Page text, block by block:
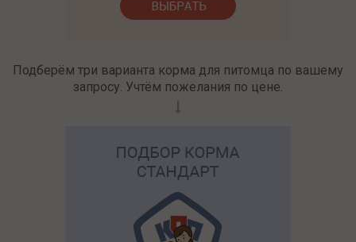
Подберём три варианта корма для питомца по вашему
запросу. Учтём пожелания по цене.